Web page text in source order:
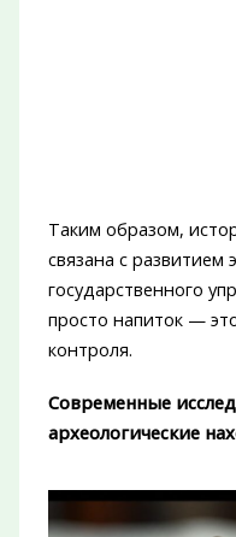
Таким образом,
связана с развитием
государственного
просто напиток —
контроля.
Современные
археологические